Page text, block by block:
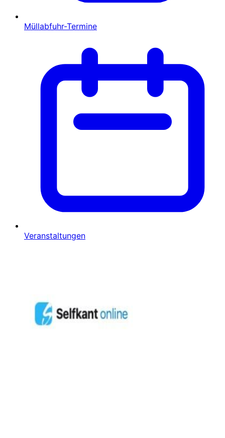
Müllabfuhr-Termine
Veranstaltungen